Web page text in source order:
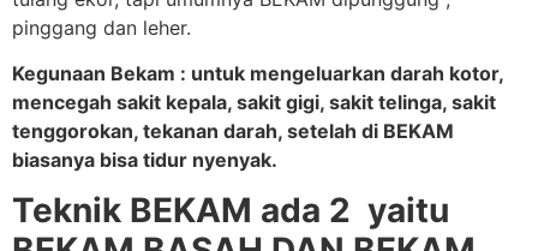
pinggang dan leher.
Kegunaan Bekam : untuk mengeluarkan darah kotor,
mencegah sakit kepala, sakit gigi, sakit telinga, sakit
tenggorokan, tekanan darah, setelah di BEKAM
biasanya bisa tidur nyenyak.
Teknik BEKAM ada 2 yaitu